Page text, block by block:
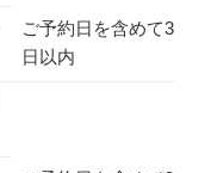
ご予約日を含めて3
日以内